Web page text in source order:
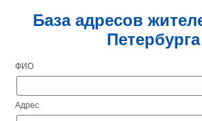
База адресов
Петербурга
ФИО
Адрес